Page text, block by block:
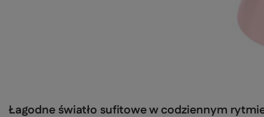
Łagodne światło sufitowe w codziennym